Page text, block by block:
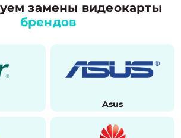
замены видеокарты
брендов
Asus